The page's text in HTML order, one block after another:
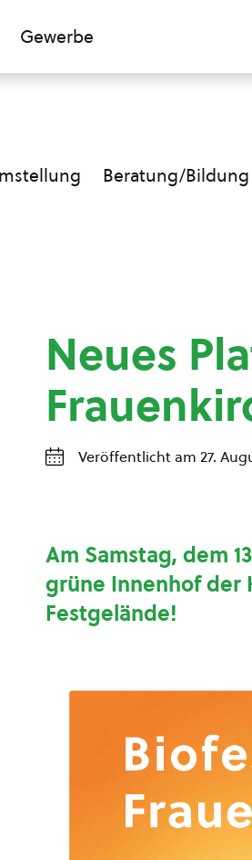
Gewerbe
Beratung/Bildung
Neues
Veröffentlicht am 27.
Am Samstag, dem
grüne Innenhof der
Festgelände!